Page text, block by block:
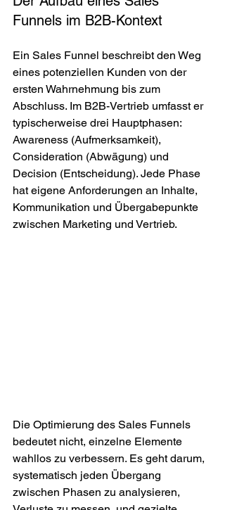
Funnels im B2B-Kontext
Ein Sales Funnel beschreibt den Weg
eines potenziellen Kunden von der
ersten Wahrnehmung bis zum
Abschluss. Im B2B-Vertrieb umfasst er
typischerweise drei Hauptphasen:
Awareness (Aufmerksamkeit),
Consideration (Abwägung) und
Decision (Entscheidung). Jede Phase
hat eigene Anforderungen an Inhalte,
Kommunikation und Übergabepunkte
zwischen Marketing und Vertrieb.
Die Optimierung des Sales Funnels
bedeutet nicht, einzelne Elemente
wahllos zu verbessern. Es geht darum,
systematisch jeden Übergang
zwischen Phasen zu analysieren,